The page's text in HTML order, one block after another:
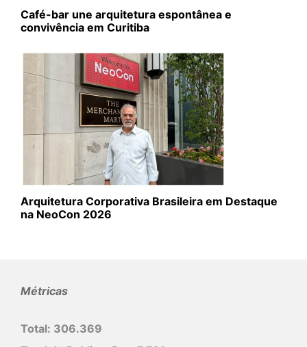
Café-bar une arquitetura espontânea e
convivência em Curitiba
Arquitetura Corporativa Brasileira em Destaque
na NeoCon 2026
Métricas
Total: 306.369